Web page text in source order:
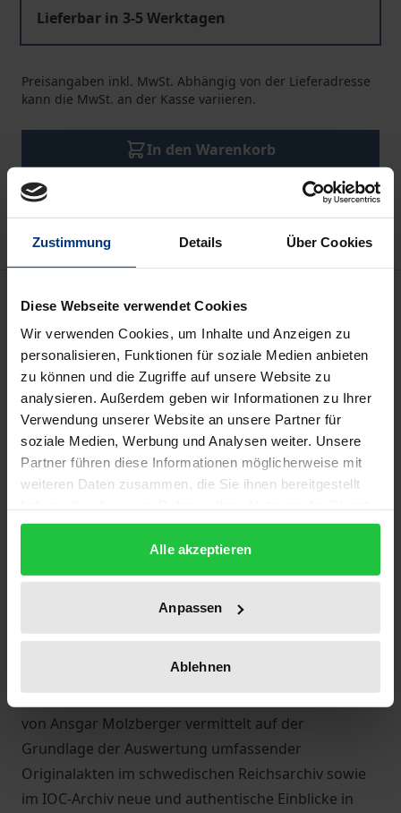
Zustimmung Details Über Cookies
Diese Webseite verwendet Cookies
Wir verwenden Cookies, um Inhalte und Anzeigen zu
personalisieren, Funktionen für soziale Medien anbieten
zu können und die Zugriffe auf unsere Website zu
analysieren. Außerdem geben wir Informationen zu Ihrer
Verwendung unserer Website an unsere Partner für
soziale Medien, Werbung und Analysen weiter. Unsere
Partner führen diese Informationen möglicherweise mit
weiteren Daten zusammen, die Sie ihnen bereitgestellt
gesammelt haben.
Alle akzeptieren
Anpassen
Ablehnen
Lieferbar in 3-5 Werktagen
Preisangaben inkl. MwSt. Abhängig von der Lieferadresse
kann die MwSt. an der Kasse variieren.
In den Warenkorb
Zur Wunschliste hinzufügen
Hinweise zu Versandkosten
Die Olympischen Spiele 1912 in Stockholm gelten in
der Welt des Sports als Durchbruch der
Olympischen Bewegung. Zum einen waren sie im
Unterschied zu den vorangegangenen
Veranstaltungen ein eigenständig und kompakt
arrangiertes Fest. Zum anderen stellten sie die
Premiere für eine Reihe von Neuerungen dar, die
zum festen Bestand olympischer Tradition wurden.
Dennoch betrachtete die internationale
Sportgemeinschaft das Fest nicht als perfekte
Veranstaltung. Insbesondere die eigenwillige
führte zu Auseinandersetzungen mit dem
Internationalen Olympischen Komitee. Die Studie
von Ansgar Molzberger vermittelt auf der
Grundlage der Auswertung umfassender
Originalakten im schwedischen Reichsarchiv sowie
im IOC-Archiv neue und authentische Einblicke in